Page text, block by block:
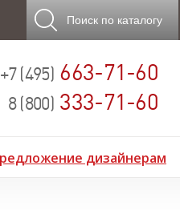
Поиск по каталогу
+7 (495) 663-71-60
8 (800) 333-71-60
дизайнерам